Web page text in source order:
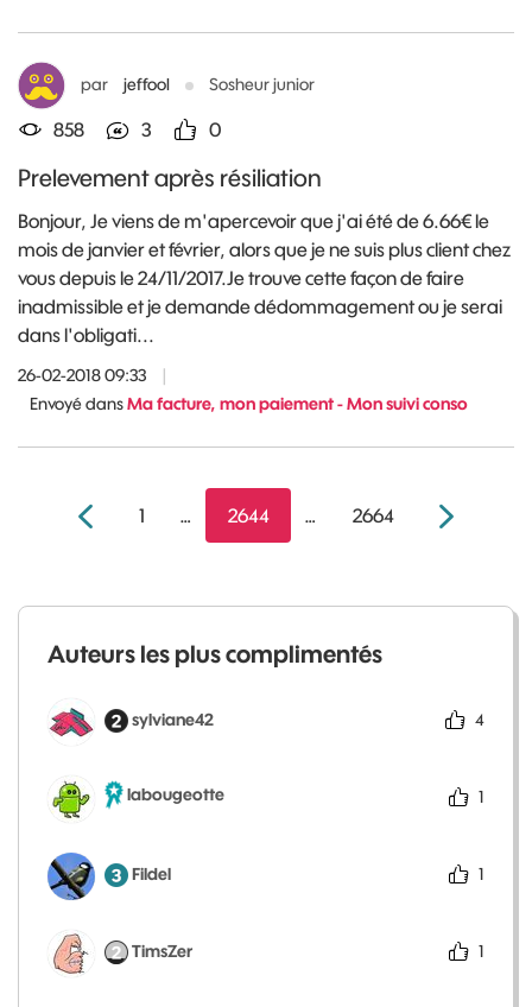
Prelevement après résiliation
Bonjour, Je viens de m'apercevoir que j'ai été de 6.66€ le
mois de janvier et février, alors que je ne suis plus client chez
vous depuis le 24/11/2017.Je trouve cette façon de faire
inadmissible et je demande dédommagement ou je serai
dans l'obligati...
26-02-2018 09:33
|
Envoyé dansMa facture, mon paiement - Mon suivi conso
par jeffool Sosheur junior
858 3 0
1 … 2644 … 2664
Auteurs les plus complimentés
sylviane42 4
labougeotte 1
Fildel 1
TimsZer 1